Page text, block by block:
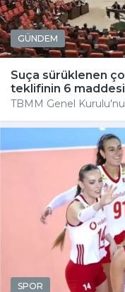
GÜNDEM
Suça sürüklenen
teklifinin 6
TBMM Genel
SPOR